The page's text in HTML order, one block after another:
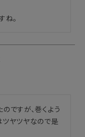
ね。
ですが、巻くよう
ヤツヤなので是